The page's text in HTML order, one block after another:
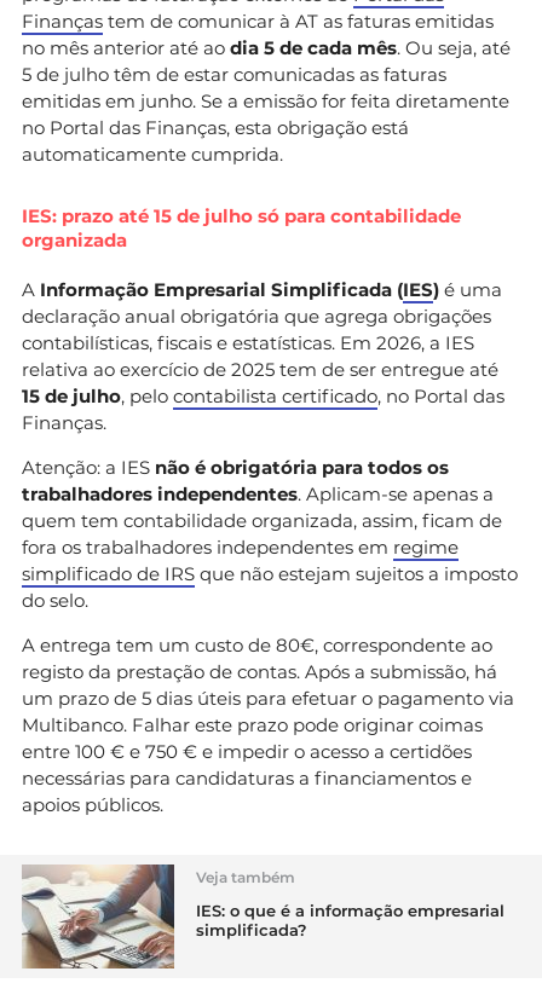
Finanças tem de comunicar à AT as faturas emitidas
no mês anterior até ao dia 5 de cada mês. Ou seja, até
5 de julho têm de estar comunicadas as faturas
emitidas em junho. Se a emissão for feita diretamente
no Portal das Finanças, esta obrigação está
automaticamente cumprida.
IES: prazo até 15 de julho só para contabilidade
organizada
A Informação Empresarial Simplificada (IES) é uma
declaração anual obrigatória que agrega obrigações
contabilísticas, fiscais e estatísticas. Em 2026, a IES
relativa ao exercício de 2025 tem de ser entregue até
15 de julho, pelo contabilista certificado, no Portal das
Finanças.
Atenção: a IES não é obrigatória para todos os
trabalhadores independentes. Aplicam-se apenas a
quem tem contabilidade organizada, assim, ficam de
fora os trabalhadores independentes em regime
simplificado de IRS que não estejam sujeitos a imposto
do selo.
A entrega tem um custo de 80€, correspondente ao
registo da prestação de contas. Após a submissão, há
um prazo de 5 dias úteis para efetuar o pagamento via
Multibanco. Falhar este prazo pode originar coimas
entre 100 € e 750 € e impedir o acesso a certidões
necessárias para candidaturas a financiamentos e
apoios públicos.
Veja também
IES: o que é a informação empresarial
simplificada?